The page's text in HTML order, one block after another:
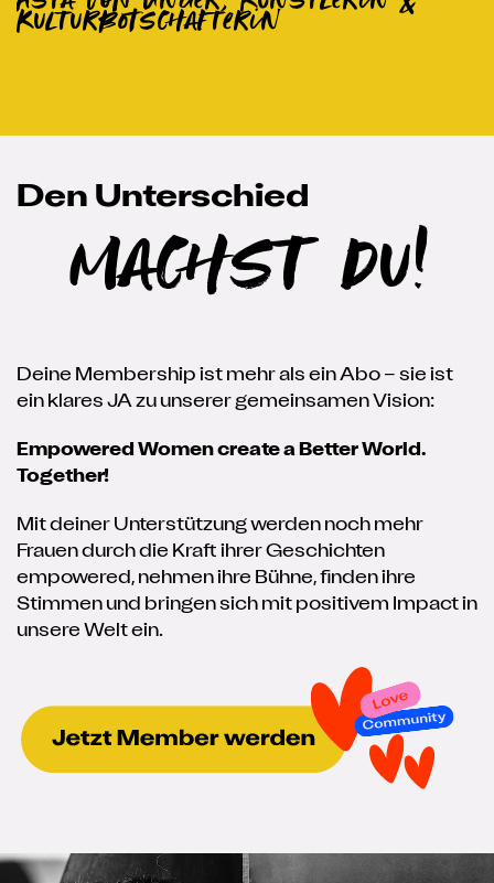
Kulturbotschafterin
Den Unterschied
machst du!
Deine Membership ist mehr als ein Abo – sie ist
ein klares JA zu unserer gemeinsamen Vision:
Empowered Women create a Better World.
Together!
Mit deiner Unterstützung werden noch mehr
Frauen durch die Kraft ihrer Geschichten
empowered, nehmen ihre Bühne, finden ihre
Stimmen und bringen sich mit positivem Impact in
unsere Welt ein.